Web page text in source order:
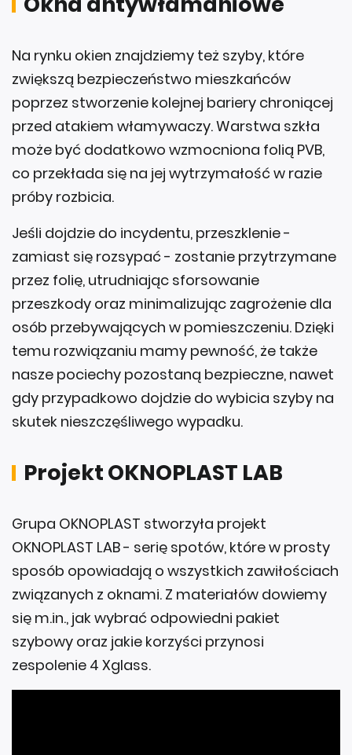
Na rynku okien znajdziemy też szyby, które
zwiększą bezpieczeństwo mieszkańców
poprzez stworzenie kolejnej bariery chroniącej
przed atakiem włamywaczy. Warstwa szkła
może być dodatkowo wzmocniona folią PVB,
co przekłada się na jej wytrzymałość w razie
próby rozbicia.
Jeśli dojdzie do incydentu, przeszklenie -
zamiast się rozsypać - zostanie przytrzymane
przez folię, utrudniając sforsowanie
przeszkody oraz minimalizując zagrożenie dla
osób przebywających w pomieszczeniu. Dzięki
temu rozwiązaniu mamy pewność, że także
nasze pociechy pozostaną bezpieczne, nawet
gdy przypadkowo dojdzie do wybicia szyby na
skutek nieszczęśliwego wypadku.
Projekt OKNOPLAST LAB
Grupa OKNOPLAST stworzyła projekt
OKNOPLAST LAB - serię spotów, które w prosty
sposób opowiadają o wszystkich zawiłościach
związanych z oknami. Z materiałów dowiemy
się m.in., jak wybrać odpowiedni pakiet
szybowy oraz jakie korzyści przynosi
zespolenie 4 Xglass.